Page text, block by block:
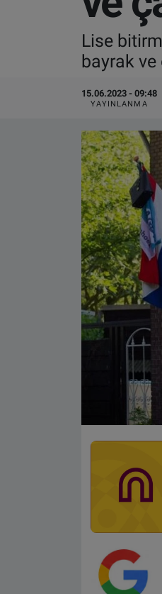
Lise
bayrak ve
15.06.2023 - 09:48
YAYINLANMA
ALGEMENE
CONTACT
Çerez Politikası